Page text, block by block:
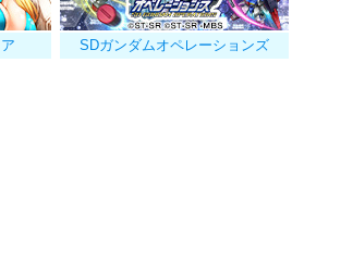
SDガンダムオペレーションズ